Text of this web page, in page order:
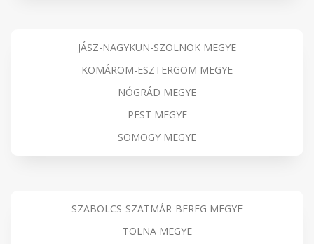
JÁSZ-NAGYKUN-SZOLNOK MEGYE
KOMÁROM-ESZTERGOM MEGYE
NÓGRÁD MEGYE
PEST MEGYE
SOMOGY MEGYE
SZABOLCS-SZATMÁR-BEREG MEGYE
TOLNA MEGYE